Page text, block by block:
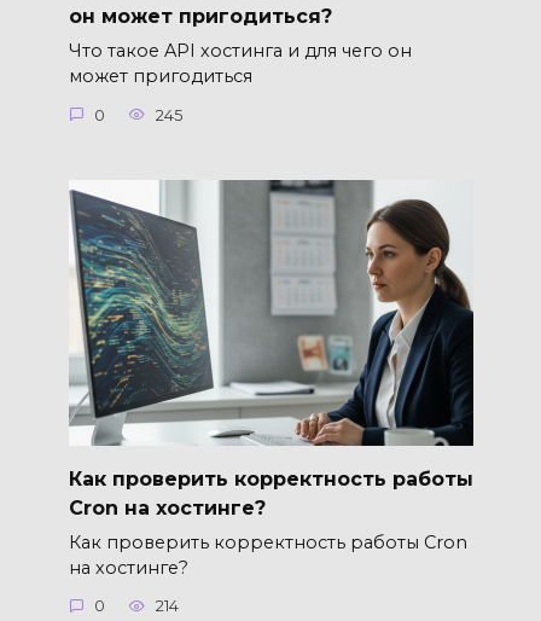
он может пригодиться?
Что такое API хостинга и для чего он
может пригодиться
0 245
Как проверить корректность работы
Cron на хостинге?
Как проверить корректность работы Cron
на хостинге?
0 214